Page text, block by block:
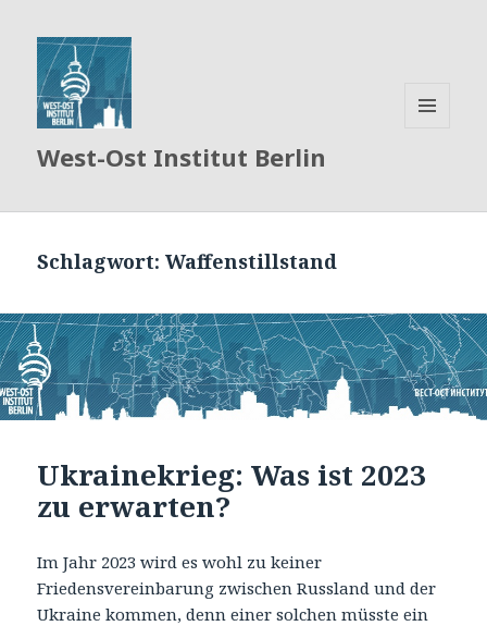
West-Ost Institut Berlin
Schlagwort:Waffenstillstand
Ukrainekrieg: Was ist 2023
zu erwarten?
Im Jahr 2023 wird es wohl zu keiner
Friedensvereinbarung zwischen Russland und der
Ukraine kommen, denn einer solchen müsste ein